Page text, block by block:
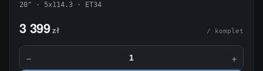
20" · 5x114.3 · ET34
3 399zł / komplet
− +